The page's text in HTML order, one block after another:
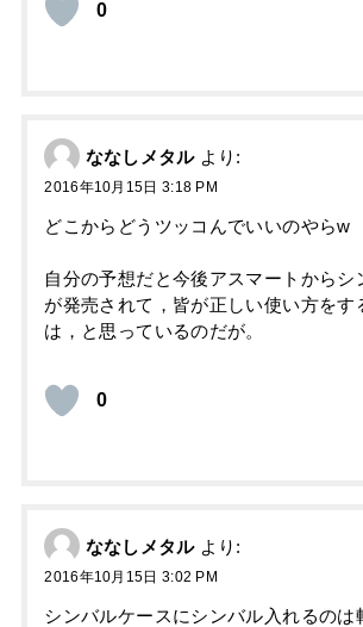
0
ななしメタル より:
2016年10月15日 3:18 PM
どこからどうツッコんでいいのやらw
自分の予想だと今後アスマートからシ
が発売されて，皆が正しい使い方をす
は，と思っているのだが。
0
ななしメタル より:
2016年10月15日 3:02 PM
シンバルケースにシンバル入れるのは